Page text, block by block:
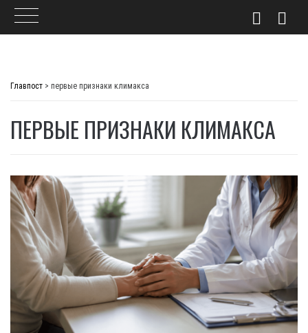
Главпост > первые признаки климакса
ПЕРВЫЕ ПРИЗНАКИ КЛИМАКСА